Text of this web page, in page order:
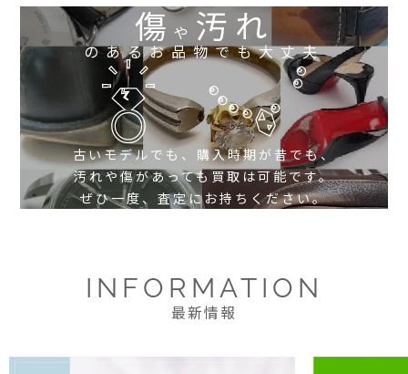
傷や 汚れ
のあるお品物でも大丈夫
古いモデルでも、購入時期が昔でも、
汚れや傷があっても買取は可能です。
ぜひ一度、査定にお持ちください。
INFORMATION
最新情報